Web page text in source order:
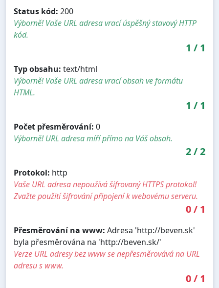
Status kód: 200
Výborně! Vaše URL adresa vrací úspěšný stavový HTTP
kód.
1 / 1
Typ obsahu: text/html
Výborně! Vaše URL adresa vrací obsah ve formátu
HTML.
1 / 1
Počet přesměrování: 0
Výborně! URL adresa míří přímo na Váš obsah.
2/2
Protokol: http
Vaše URL adresa nepoužívá šifrovaný HTTPS protokol!
Zvažte použití šifrování připojení k webovému serveru.
0/ 1
Přesměrování na www: Adresa 'http://beven.sk'
byla přesměrována na 'http://beven.sk/'
Verze URL adresy bez www se nepřesměrovává na URL
adresu s www.
0/ 1